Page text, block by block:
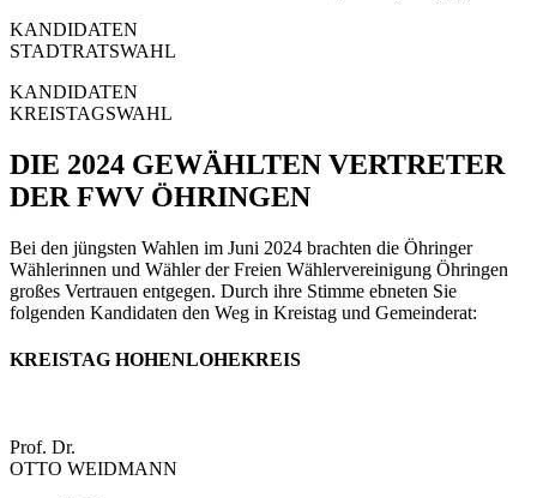
KANDIDATEN
STADTRATSWAHL
KANDIDATEN
KREISTAGSWAHL
DIE 2024 GEWÄHLTEN VERTRETER
DER FWV ÖHRINGEN
Bei den jüngsten Wahlen im Juni 2024 brachten die Öhringer
Wählerinnen und Wähler der Freien Wählervereinigung Öhringen
großes Vertrauen entgegen. Durch ihre Stimme ebneten Sie
folgenden Kandidaten den Weg in Kreistag und Gemeinderat:
KREISTAG HOHENLOHEKREIS
Prof. Dr.
OTTO WEIDMANN